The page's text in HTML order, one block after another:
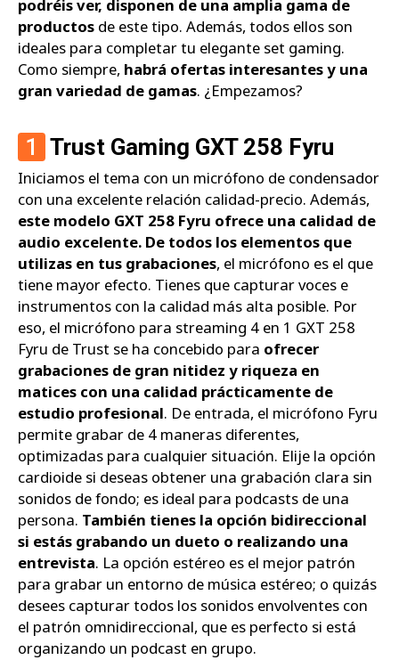
podréis ver, disponen de una amplia gama de
productos de este tipo. Además, todos ellos son
ideales para completar tu elegante set gaming.
Como siempre, habrá ofertas interesantes y una
gran variedad de gamas. ¿Empezamos?
1 Trust Gaming GXT 258 Fyru
Iniciamos el tema con un micrófono de condensador
con una excelente relación calidad-precio. Además,
este modelo GXT 258 Fyru ofrece una calidad de
audio excelente. De todos los elementos que
utilizas en tus grabaciones, el micrófono es el que
tiene mayor efecto. Tienes que capturar voces e
instrumentos con la calidad más alta posible. Por
eso, el micrófono para streaming 4 en 1 GXT 258
Fyru de Trust se ha concebido para ofrecer
grabaciones de gran nitidez y riqueza en
matices con una calidad prácticamente de
estudio profesional. De entrada, el micrófono Fyru
permite grabar de 4 maneras diferentes,
optimizadas para cualquier situación. Elije la opción
cardioide si deseas obtener una grabación clara sin
sonidos de fondo; es ideal para podcasts de una
persona. También tienes la opción bidireccional
si estás grabando un dueto o realizando una
entrevista. La opción estéreo es el mejor patrón
para grabar un entorno de música estéreo; o quizás
desees capturar todos los sonidos envolventes con
el patrón omnidireccional, que es perfecto si está
organizando un podcast en grupo.